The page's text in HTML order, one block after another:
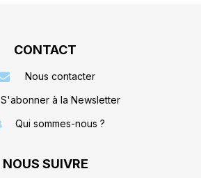
CONTACT
Nous contacter
S'abonner à la Newsletter
Qui sommes-nous ?
NOUS SUIVRE